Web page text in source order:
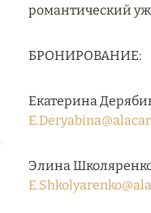
романтический
БРОНИРОВАНИЕ:
Екатерина
Элина